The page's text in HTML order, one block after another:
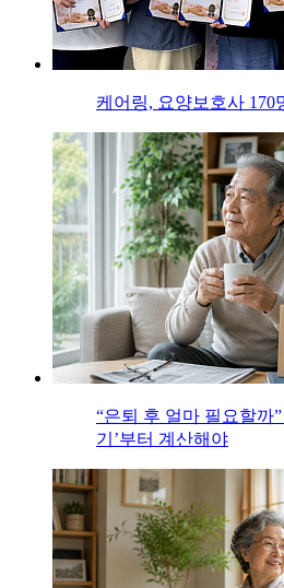
케어링, 요양보호사 170
“은퇴 후 얼마 필요할까
기’부터 계산해야